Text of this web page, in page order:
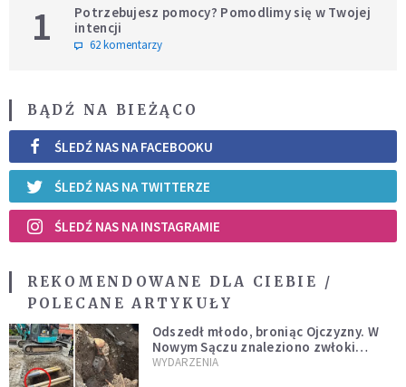
1
Potrzebujesz pomocy? Pomodlimy się w Twojej
intencji
62 komentarzy
BĄDŹ NA BIEŻĄCO
ŚLEDŹ NAS NA FACEBOOKU
ŚLEDŹ NAS NA TWITTERZE
ŚLEDŹ NAS NA INSTAGRAMIE
REKOMENDOWANE DLA CIEBIE /
POLECANE ARTYKUŁY
Odszedł młodo, broniąc Ojczyzny. W
Nowym Sączu znaleziono zwłoki
mężczyzny z czasów potopu
WYDARZENIA